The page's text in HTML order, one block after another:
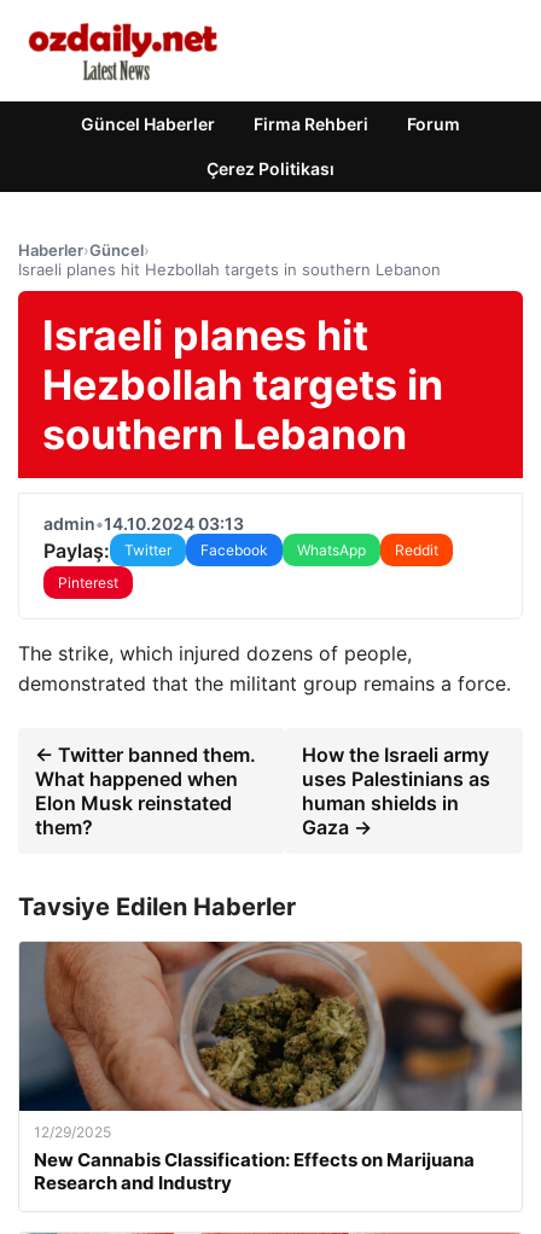
Güncel Haberler Firma Rehberi Forum
Çerez Politikası
Haberler›Güncel›
Israeli planes hit Hezbollah targets in southern Lebanon
Israeli planes hit
Hezbollah targets in
southern Lebanon
admin•14.10.2024 03:13
Paylaş: Twitter Facebook WhatsApp
Reddit
Pinterest
The strike, which injured dozens of people,
demonstrated that the militant group remains a force.
← Twitter banned them.
What happened when
Elon Musk reinstated
them?
How the Israeli army
uses Palestinians as
human shields in
Gaza →
Tavsiye Edilen Haberler
12/29/2025
New Cannabis Classification: Effects on Marijuana
Research and Industry